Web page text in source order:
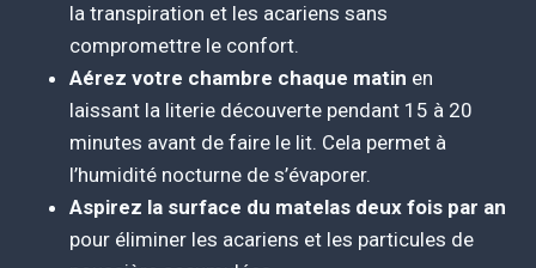
la transpiration et les acariens sans
compromettre le confort.
Aérez votre chambre chaque matin en
laissant la literie découverte pendant 15 à 20
minutes avant de faire le lit. Cela permet à
l’humidité nocturne de s’évaporer.
Aspirez la surface du matelas deux fois par an
pour éliminer les acariens et les particules de